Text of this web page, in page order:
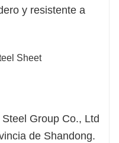
ni recubrirlo.
reciclar al final de
y fabricación.
y resistente a
Group Co., Ltd
de Shandong.